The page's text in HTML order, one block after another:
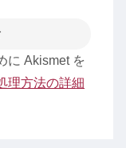
に Akismet を
理方法の詳細